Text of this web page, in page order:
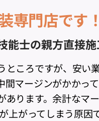
専門店です！
能士の親方直接施
ころですが、安い
マージンがかかっ
ります。余計なマ
上がってしまう原因